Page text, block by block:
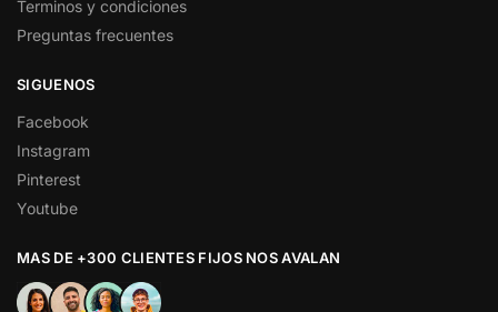
Terminos y condiciones
Preguntas frecuentes
SIGUENOS
Facebook
Instagram
Pinterest
Youtube
MAS DE +300 CLIENTES FIJOS NOS AVALAN